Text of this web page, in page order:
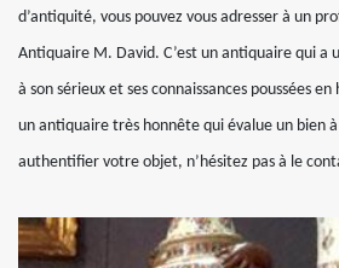
d’antiquité, vous pouvez vous adresser à un
Antiquaire M. David. C’est un antiquaire qui a
à son sérieux et ses connaissances poussées en
un antiquaire très honnête qui évalue un bien
authentifier votre objet, n’hésitez pas à le